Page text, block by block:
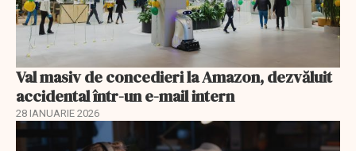
Val masiv de concedieri la Amazon, dezvăluit
accidental într-un e-mail intern
28 IANUARIE 2026